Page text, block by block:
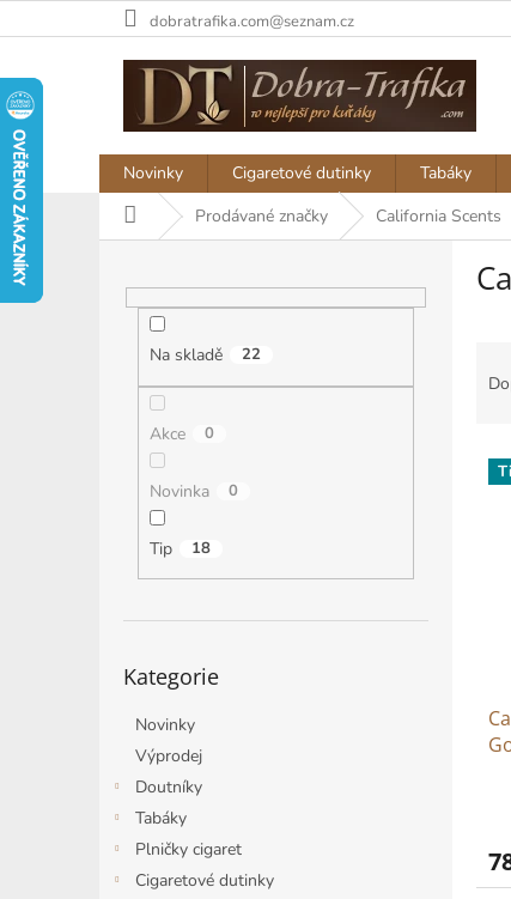
na
dobratrafika.com@seznam.cz
Novinky Cigaretové dutinky Tabáky
Domů Prodávané značky California Scents
Na skladě 22
Akce 0
Novinka 0
Tip 18
kategorie
Kategorie
Novinky
Výprodej
Doutníky
Tabáky
Plničky cigaret
Cigaretové dutinky
nV